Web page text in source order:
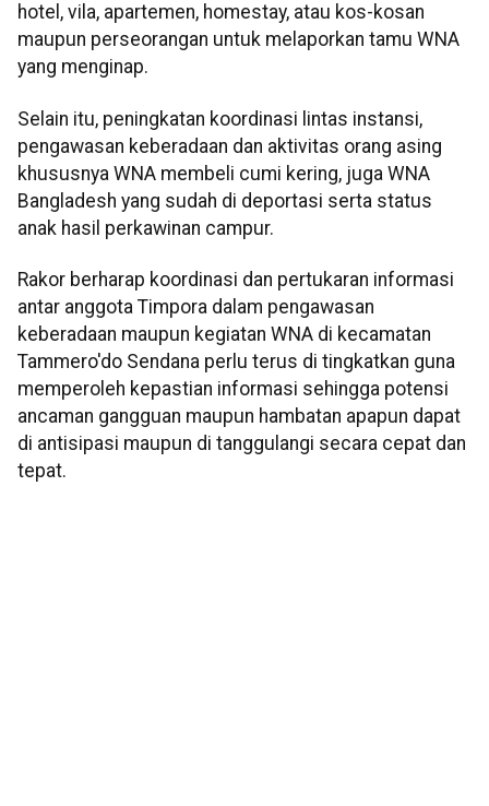
hotel, vila, apartemen, homestay, atau kos-kosan
maupun perseorangan untuk melaporkan tamu WNA
yang menginap.
Selain itu, peningkatan koordinasi lintas instansi,
pengawasan keberadaan dan aktivitas orang asing
khususnya WNA membeli cumi kering, juga WNA
Bangladesh yang sudah di deportasi serta status
anak hasil perkawinan campur.
Rakor berharap koordinasi dan pertukaran informasi
antar anggota Timpora dalam pengawasan
keberadaan maupun kegiatan WNA di kecamatan
Tammero'do Sendana perlu terus di tingkatkan guna
memperoleh kepastian informasi sehingga potensi
ancaman gangguan maupun hambatan apapun dapat
di antisipasi maupun di tanggulangi secara cepat dan
tepat.